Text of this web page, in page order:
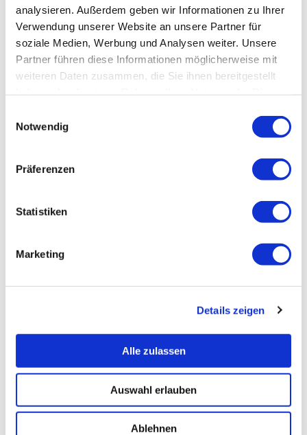
analysieren. Außerdem geben wir Informationen zu Ihrer
Verwendung unserer Website an unsere Partner für
soziale Medien, Werbung und Analysen weiter. Unsere
Partner führen diese Informationen möglicherweise mit
weiteren Daten zusammen, die Sie ihnen bereitgestellt
Notwendig
Präferenzen
Statistiken
Marketing
Details zeigen
Alle zulassen
Auswahl erlauben
Ablehnen